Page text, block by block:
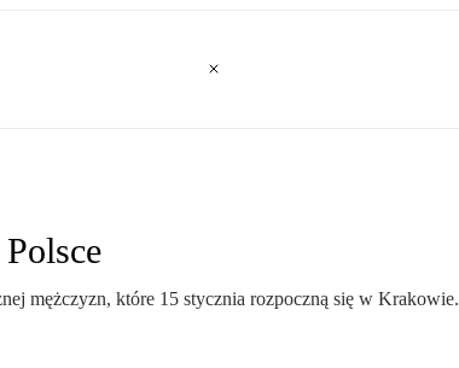
mężczyzn, które 15 stycznia rozpoczną się w Krakowie.